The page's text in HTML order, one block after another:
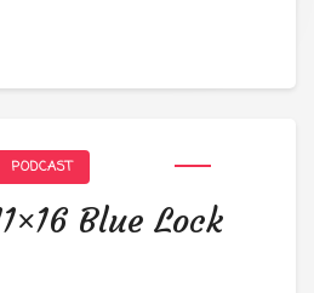
PODCAST
Blue Lock